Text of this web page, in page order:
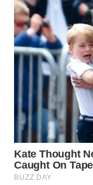
WAHANA
NEWS
WAHANA
TANI
WAHANA
ADVOKAT
WAHANA
INFRASTRUKTUR
WAHANA